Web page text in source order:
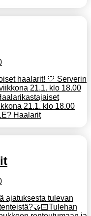
haalarit! 🤍 Serverin
21.1. klo 18.00
21.1. klo 18.00
Haalarit
ajatuksesta tulevan